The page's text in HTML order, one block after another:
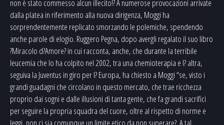
non è stato commesso alcun illecito!? A numerose provocazioni arrivate
dalla platea in riferimento alla nuova dirigenza, Moggi ha
sorprendentemente replicato smorzando le polemiche, spendendo
anche parole di elogio. Ruggero Pegna, dopo avergli regalato il suo libro
?Miracolo d?Amore? in cui racconta, anche, che durante la terribile
leucemia che lo ha colpito nel 2002, tra una chemioterapia e l? altra,
seguiva la Juventus in giro per l? Europa, ha chiesto a Moggi “se, visto i
grandi guadagni che circolano in questo mercato, che trae ricchezza
proprio dai sogni e dalle illusioni di tanta gente, che fa grandi sacrifici
per seguire la propria squadra del cuore, oltre al rispetto di norme e